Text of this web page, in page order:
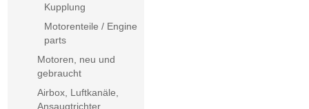
Kupplung
Motorenteile / Engine
parts
Motoren, neu und
gebraucht
Airbox, Luftkanäle,
Ansaugtrichter